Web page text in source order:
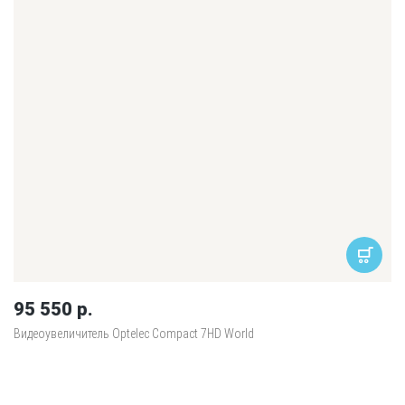
95 550 р.
Видеоувеличитель Optelec Compact 7HD World